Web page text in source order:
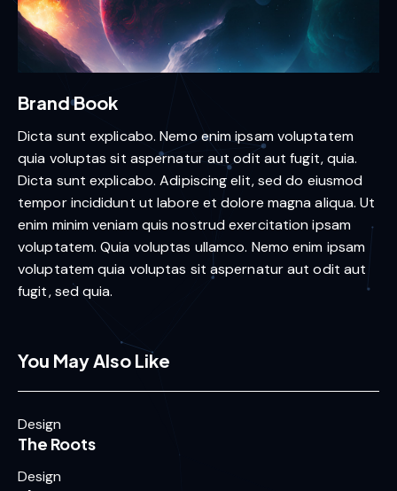
Brand Book
Dicta sunt explicabo. Nemo enim ipsam voluptatem
quia voluptas sit aspernatur aut odit aut fugit, quia.
Dicta sunt explicabo. Adipiscing elit, sed do eiusmod
tempor incididunt ut labore et dolore magna aliqua. Ut
enim minim veniam quis nostrud exercitation ipsam
voluptatem. Quia voluptas ullamco. Nemo enim ipsam
voluptatem quia voluptas sit aspernatur aut odit aut
fugit, sed quia.
You May Also Like
Design
The Roots
Design